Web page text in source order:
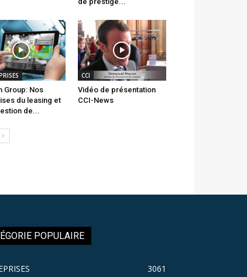
Group: Nos
du leasing et
de...
CCI
Vidéo de présentation
CCI-News
POPULAIRE
3061